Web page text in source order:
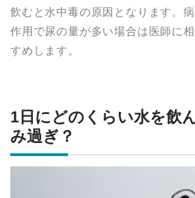
飲むと水中毒の原因となります。
作用で尿の量が多い場合は医師に
すめします。
1日にどのくらい水を飲
み過ぎ？